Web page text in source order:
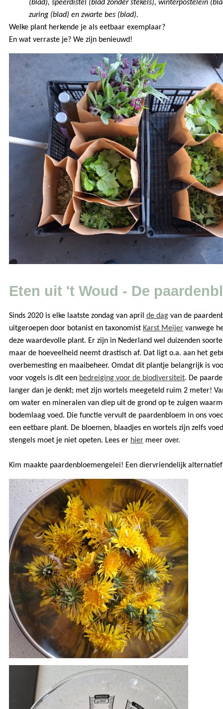
(blad), speerdistel (blad zonder stekels), winterpostelein
zuring (blad) en zwarte bes (blad).
Welke plant herkende je als eetbaar exemplaar?
En wat verraste je? We zijn benieuwd!
Eten uit 't Woud - De
Sinds 2020 is elke laatste zondag van april de dag van de
uitgeroepen door botanist en taxonomist Karst Meijer vanwege
deze waardevolle plant. Er zijn in Nederland wel duizenden
maar de hoeveelheid neemt drastisch af. Dat ligt o.a. aan het
overbemesting en maaibeheer. Omdat dit plantje belangrijk is
voor vogels is dit een bedreiging voor de biodiversiteit. De
langer dan je denkt; met zijn wortels meegeteld ruim 2 meter!
om water en mineralen van diep uit de grond op te zuigen
bodemlaag voed. Die functie vervult de paardenbloem in ons
een eetbare plant. De bloemen, blaadjes en wortels zijn zelfs
stengels moet je niet opeten. Lees er hier meer over.
Kim maakte paardenbloemengelei! Een diervriendelijk